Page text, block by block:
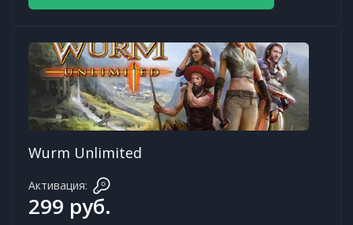
Wurm Unlimited
Активация:
299 руб.